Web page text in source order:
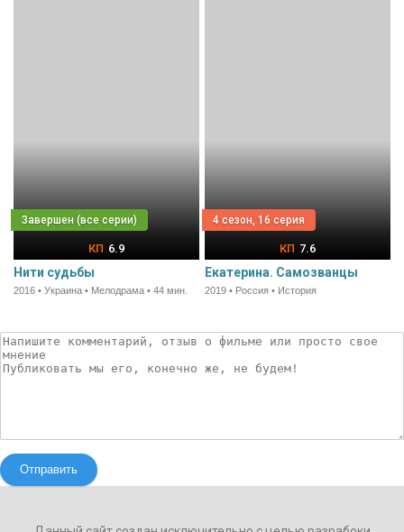
6.9
Нити судьбы
2016 • Украина • Мелодрама • 44 мин.
4 сезон, 16 серия
7.6
Екатерина. Самозванцы
2019 • Россия • История
Отправить